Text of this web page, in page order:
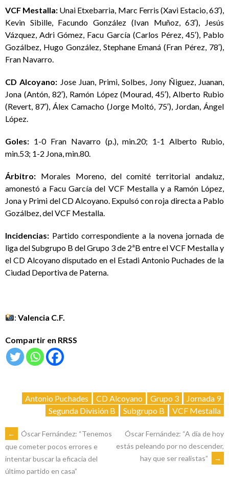
VCF Mestalla: Unai Etxebarria, Marc Ferris (Xavi Estacio, 63′),
Kevin Sibille, Facundo González (Ivan Muñoz, 63′), Jesús
Vázquez, Adri Gómez, Facu García (Carlos Pérez, 45′), Pablo
Gozálbez, Hugo González, Stephane Emaná (Fran Pérez, 78′),
Fran Navarro.
CD Alcoyano: Jose Juan, Primi, Solbes, Jony Ñiguez, Juanan,
Jona (Antón, 82′), Ramón López (Mourad, 45′), Alberto Rubio
(Revert, 87′), Álex Camacho (Jorge Moltó, 75′), Jordan, Ángel
López.
Goles: 1-0 Fran Navarro (p.), min.20; 1-1 Alberto Rubio,
min.53; 1-2 Jona, min.80.
Árbitro: Morales Moreno, del comité territorial andaluz,
amonestó a Facu García del VCF Mestalla y a Ramón López,
Jona y Primi del CD Alcoyano. Expulsó con roja directa a Pablo
Gozálbez, del VCF Mestalla.
Incidencias: Partido correspondiente a la novena jornada de
liga del Subgrupo B del Grupo 3 de 2ªB entre el VCF Mestalla y
el CD Alcoyano disputado en el Estadi Antonio Puchades de la
Ciudad Deportiva de Paterna.
:Valencia C.F.
Compartir en RRSS
Antonio Puchades CD Alcoyano Grupo 3
Jornada 9
Segunda División B
Subgrupo B VCF Mestalla
NAVEGACIÓN
DE
←
Óscar Fernández: “Tenemos
que cometer pocos errores e
intentar buscar la eficacia del
último partido en casa”
Óscar Fernández: “A día de hoy
estás peleando por no descender,
hay que ser realistas”
→